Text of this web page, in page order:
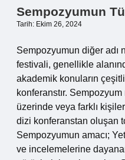
Sempozyumun
Tarih: Ekim 26, 2024
Sempozyumun diğer adı
festivali, genellikle
akademik konuların çeşitli
konferanstır.
üzerinde veya farklı
dizi konferanstan oluşan
Sempozyumun amacı;
ve incelemelerine